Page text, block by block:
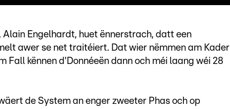
Engelhardt, huet ënnerstrach, datt een
awer se net traitéiert. Dat wier nëmmen am Kader
Fall kënnen d'Donnéeën dann och méi laang wéi 28
de System an enger zweeter Phas och op